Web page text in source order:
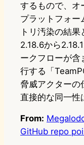
するもので、オ
プラットフォ
トリ汚染の結
2.18.6から
ークフローが含
行する「
脅威アクターの
直接的な同一性
From:
GitHub repo